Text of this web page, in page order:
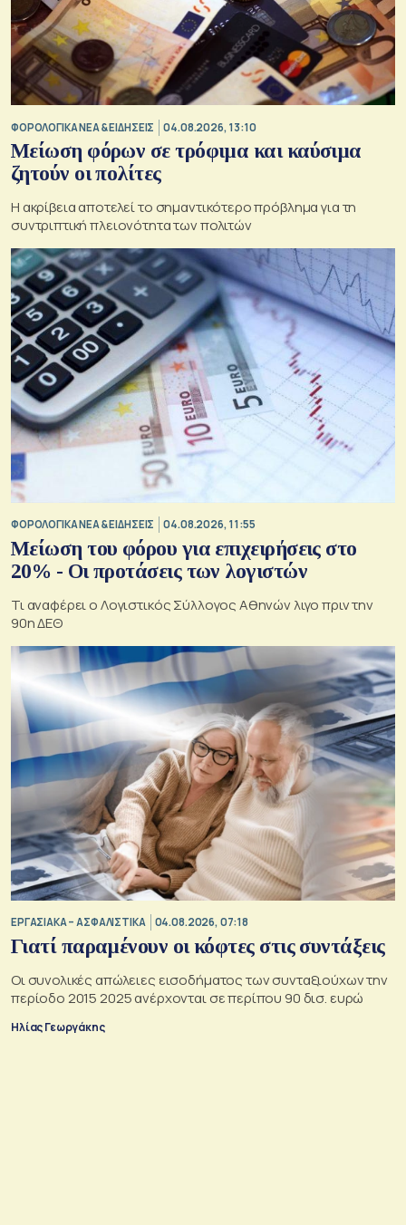
ΦΟΡΟΛΟΓΙΚΑ ΝΕΑ & EΙΔΗΣΕΙΣ 04.08.2026, 13:10
Μείωση φόρων σε τρόφιμα και καύσιμα
ζητούν οι πολίτες
Η ακρίβεια αποτελεί το σημαντικότερο πρόβλημα για τη
συντριπτική πλειονότητα των πολιτών
ΦΟΡΟΛΟΓΙΚΑ ΝΕΑ & EΙΔΗΣΕΙΣ 04.08.2026, 11:55
Μείωση του φόρου για επιχειρήσεις στο
20% - Οι προτάσεις των λογιστών
Τι αναφέρει ο Λογιστικός Σύλλογος Αθηνών λιγο πριν την
90η ΔΕΘ
ΕΡΓΑΣΙΑΚΑ – ΑΣΦΑΛΙΣΤΙΚΑ 04.08.2026, 07:18
Γιατί παραμένουν οι κόφτες στις συντάξεις
Οι συνολικές απώλειες εισοδήματος των συνταξιούχων την
περίοδο 2015 2025 ανέρχονται σε περίπου 90 δισ. ευρώ
Ηλίας Γεωργάκης